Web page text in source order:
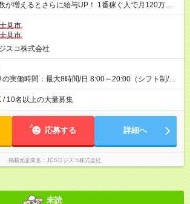
が増えるとさらに給与UP！ 1番稼ぐ人で月120万ほ
収40万円／週5日稼働 月
6日稼働 ＜モデルイメージ＞ ■月収50万
性/江東区在住)※元建築関係 1日150個配達×25日勤務
見市
見市
スコ株式会社
の実働時間：最大8時間/日 8:00～20:00（シフト制/実
※週5日勤務（場所次第では週4も有り） ※配達状況に
外での勤務可能性有り ※案件により多少の前後あり
/ 10名以上の大量募集
応募する 詳細へ
掲載元企業名 JCSロジスコ株式会社
未読